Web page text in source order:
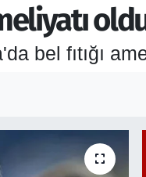
bel fıtığı